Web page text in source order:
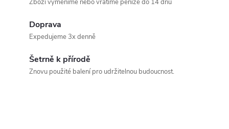
Zboží vyměníme nebo vrátíme peníze do 14 dnů
Doprava
Expedujeme 3x denně
Šetrně k přírodě
Znovu použité balení pro udržitelnou budoucnost.